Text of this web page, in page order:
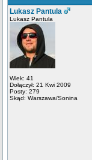
Lukasz Pantula
Lukasz Pantula
Wiek: 41
Dołączył: 21 Kwi 2009
Posty: 279
Skąd: Warszawa/Sonina